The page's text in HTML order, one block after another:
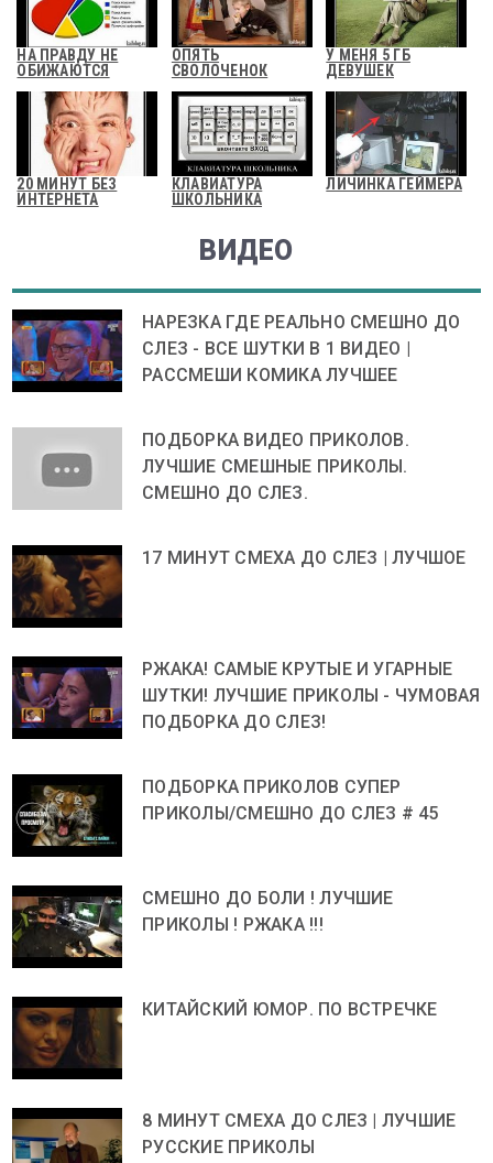
НА ПРАВДУ НЕ
ОБИЖАЮТСЯ
ОПЯТЬ
СВОЛОЧЕНОК
У МЕНЯ 5 ГБ
ДЕВУШЕК
20 МИНУТ БЕЗ
ИНТЕРНЕТА
КЛАВИАТУРА
ШКОЛЬНИКА
ЛИЧИНКА ГЕЙМЕРА
ВИДЕО
НАРЕЗКА ГДЕ РЕАЛЬНО СМЕШНО ДО
СЛЕЗ - ВСЕ ШУТКИ В 1 ВИДЕО |
РАССМЕШИ КОМИКА ЛУЧШЕЕ
ПОДБОРКА ВИДЕО ПРИКОЛОВ.
ЛУЧШИЕ СМЕШНЫЕ ПРИКОЛЫ.
СМЕШНО ДО СЛЕЗ.
17 МИНУТ СМЕХА ДО СЛЕЗ | ЛУЧШОЕ
РЖАКА! САМЫЕ КРУТЫЕ И УГАРНЫЕ
ШУТКИ! ЛУЧШИЕ ПРИКОЛЫ - ЧУМОВАЯ
ПОДБОРКА ДО СЛЕЗ!
ПОДБОРКА ПРИКОЛОВ СУПЕР
ПРИКОЛЫ/СМЕШНО ДО СЛЕЗ # 45
СМЕШНО ДО БОЛИ ! ЛУЧШИЕ
ПРИКОЛЫ ! РЖАКА !!!
КИТАЙСКИЙ ЮМОР. ПО ВСТРЕЧКЕ
8 МИНУТ СМЕХА ДО СЛЕЗ | ЛУЧШИЕ
РУССКИЕ ПРИКОЛЫ